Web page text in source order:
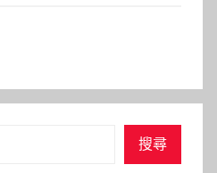
搜尋